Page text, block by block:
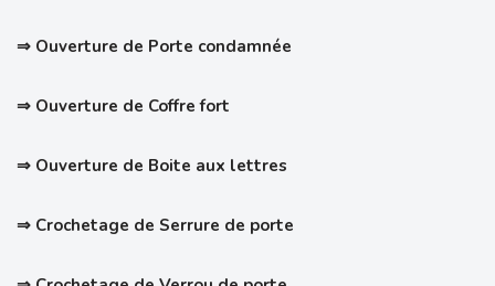
⇒ Ouverture de Porte condamnée
⇒ Ouverture de Coffre fort
⇒ Ouverture de Boite aux lettres
⇒ Crochetage de Serrure de porte